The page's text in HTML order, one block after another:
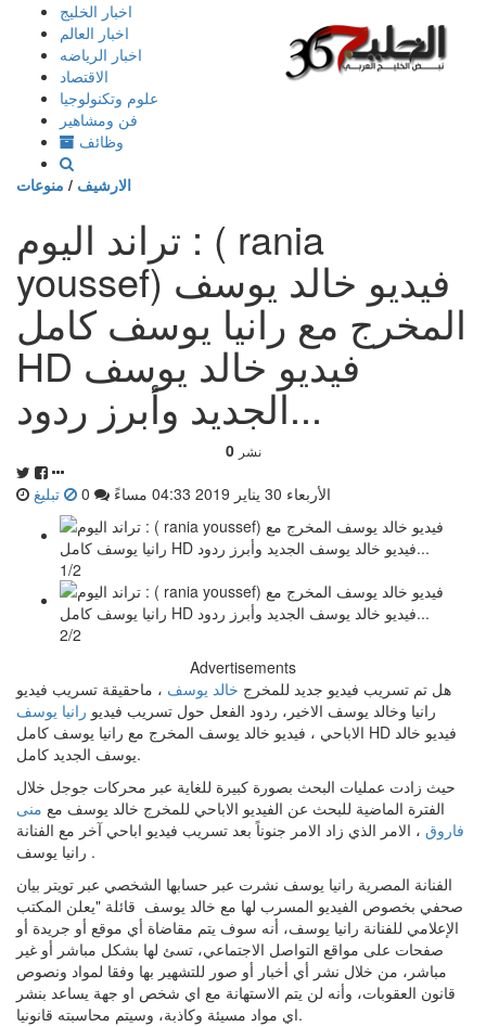
إذهب
المحتوى
اخبار الخليج
اخبار العالم
اخبار الرياضه
الاقتصاد
علوم وتكنولوجيا
فن ومشاهير
وظائف
الارشيف / منوعات
تراند اليوم : ( rania
youssef) فيديو خالد يوسف
المخرج مع رانيا يوسف كامل
HD فيديو خالد يوسف
الجديد وأبرز ردود...
0 نشر
الأربعاء 30 يناير 2019 04:33 مساءً تبليغ
1/2
2/2
Advertisements
هل تم تسريب فيديو جديد للمخرج خالد يوسف ، ماحقيقة تسريب فيديو
رانيا وخالد يوسف الاخير، ردود الفعل حول تسريب فيديو رانيا يوسف
الاباحي ، فيديو خالد يوسف المخرج مع رانيا يوسف كامل HD فيديو خالد
يوسف الجديد كامل.
حيث زادت عمليات البحث بصورة كبيرة للغاية عبر محركات جوجل خلال
الفترة الماضية للبحث عن الفيديو الاباحي للمخرج خالد يوسف مع منى
فاروق ، الامر الذي زاد الامر جنوناً بعد تسريب فيديو اباحي آخر مع الفنانة
رانيا يوسف .
الفنانة المصرية رانيا يوسف نشرت عبر حسابها الشخصي عبر تويتر بيان
صحفي بخصوص الفيديو المسرب لها مع خالد يوسف قائلة "يعلن المكتب
الإعلامي للفنانة رانيا يوسف، أنه سوف يتم مقاضاة أي موقع أو جريدة أو
صفحات على مواقع التواصل الاجتماعي، تسئ لها بشكل مباشر أو غير
مباشر، من خلال نشر أي أخبار أو صور للتشهير بها وفقا لمواد ونصوص
قانون العقوبات، وأنه لن يتم الاستهانة مع اي شخص او جهة يساعد بنشر
اي مواد مسيئة وكاذبة، وسيتم محاسبته قانونيا.